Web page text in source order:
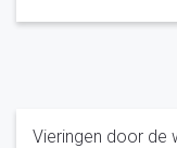
Vieringen door de